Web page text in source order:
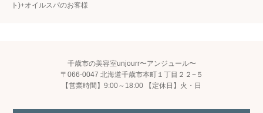
ト)+オイルスパのお客様
千歳市の美容室unjourr〜アンジュール〜
〒066-0047 北海道千歳市本町１丁目２２−５
【営業時間】9:00～18:00 【定休日】火・日